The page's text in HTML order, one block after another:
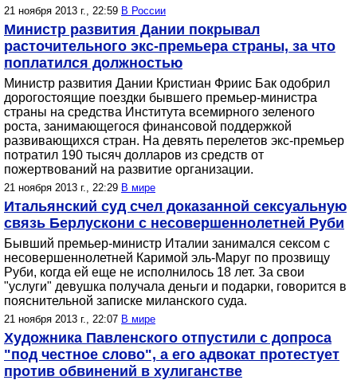
21 ноября 2013 г., 22:59 В России
Министр развития Дании покрывал
расточительного экс-премьера страны, за что
поплатился должностью
Министр развития Дании Кристиан Фриис Бак одобрил
дорогостоящие поездки бывшего премьер-министра
страны на средства Института всемирного зеленого
роста, занимающегося финансовой поддержкой
развивающихся стран. На девять перелетов экс-премьер
потратил 190 тысяч долларов из средств от
пожертвований на развитие организации.
21 ноября 2013 г., 22:29 В мире
Итальянский суд счел доказанной сексуальную
связь Берлускони с несовершеннолетней Руби
Бывший премьер-министр Италии занимался сексом с
несовершеннолетней Каримой эль-Маруг по прозвищу
Руби, когда ей еще не исполнилось 18 лет. За свои
"услуги" девушка получала деньги и подарки, говорится в
пояснительной записке миланского суда.
21 ноября 2013 г., 22:07 В мире
Художника Павленского отпустили с допроса
"под честное слово", а его адвокат протестует
против обвинений в хулиганстве